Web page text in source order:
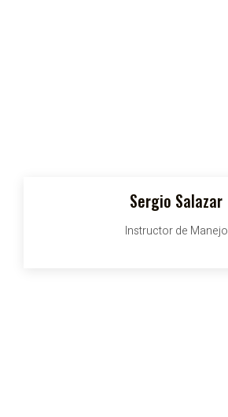
Sergio Salazar
Instructor de Manejo